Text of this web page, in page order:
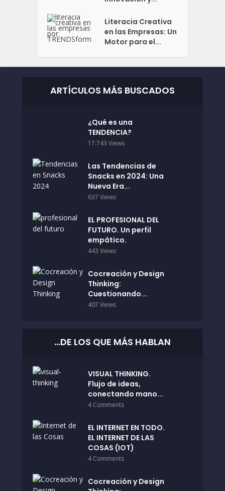
Literacia Creativa
en las Empresas: Un
Motor para el...
ARTÍCULOS MÁS BUSCADOS
¿Qué es una
TENDENCIA?
17.743 Views
Las Tendencias de
Snacks en 2024: Una
Nueva Era...
637 Views
EL PROFESIONAL DEL
FUTURO. Un perfil
empático.
443 Views
Cocreación y Design
Thinking:
Cuestionando...
407 Views
…DE LOS QUE MÁS HABLAN
VISUAL THINKING.
Flujo de ideas,
conectando mano...
4 Comments
EL INTERNET EN TODO.
EL INTERNET DE LAS
COSAS (IOT)
4 Comments
Cocreación y Design